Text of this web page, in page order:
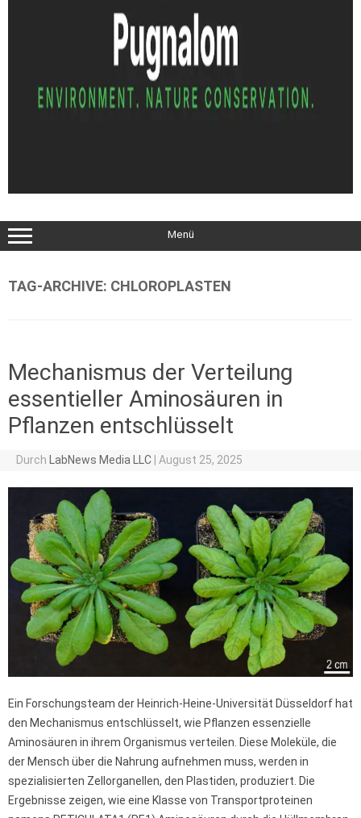
Menü
TAG-ARCHIVE: CHLOROPLASTEN
Mechanismus der Verteilung
essentieller Aminosäuren in
Pflanzen entschlüsselt
Durch LabNews Media LLC August 25, 2025
Ein Forschungsteam der Heinrich-Heine-Universität Düsseldorf hat
den Mechanismus entschlüsselt, wie Pflanzen essenzielle
Aminosäuren in ihrem Organismus verteilen. Diese Moleküle, die
der Mensch über die Nahrung aufnehmen muss, werden in
spezialisierten Zellorganellen, den Plastiden, produziert. Die
Ergebnisse zeigen, wie eine Klasse von Transportproteinen